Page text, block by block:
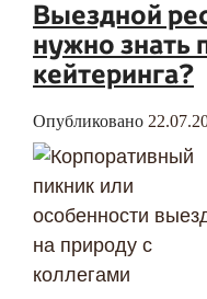
Выездной
нужно знать
кейтеринга?
Опубликовано